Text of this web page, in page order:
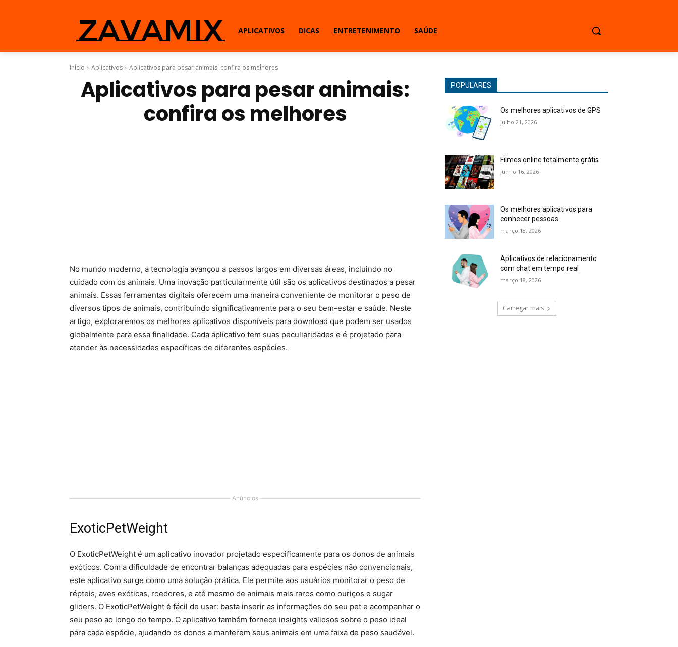
zavamix APLICATIVOS DICAS ENTRETENIMENTO SAÚDE
Início Aplicativos Aplicativos para pesar animais: confira os melhores
Aplicativos para pesar animais:
confira os melhores
No mundo moderno, a tecnologia avançou a passos largos em diversas áreas, incluindo no
cuidado com os animais. Uma inovação particularmente útil são os aplicativos destinados a pesar
animais. Essas ferramentas digitais oferecem uma maneira conveniente de monitorar o peso de
diversos tipos de animais, contribuindo significativamente para o seu bem-estar e saúde. Neste
artigo, exploraremos os melhores aplicativos disponíveis para download que podem ser usados
globalmente para essa finalidade. Cada aplicativo tem suas peculiaridades e é projetado para
atender às necessidades específicas de diferentes espécies.
Anúncios
ExoticPetWeight
O ExoticPetWeight é um aplicativo inovador projetado especificamente para os donos de animais
exóticos. Com a dificuldade de encontrar balanças adequadas para espécies não convencionais,
este aplicativo surge como uma solução prática. Ele permite aos usuários monitorar o peso de
répteis, aves exóticas, roedores, e até mesmo de animais mais raros como ouriços e sugar
gliders. O ExoticPetWeight é fácil de usar: basta inserir as informações do seu pet e acompanhar o
seu peso ao longo do tempo. O aplicativo também fornece insights valiosos sobre o peso ideal
para cada espécie, ajudando os donos a manterem seus animais em uma faixa de peso saudável.
POPULARES
Os melhores aplicativos de GPS
julho 21, 2026
Filmes online totalmente grátis
junho 16, 2026
Os melhores aplicativos para
conhecer pessoas
março 18, 2026
Aplicativos de relacionamento
com chat em tempo real
março 18, 2026
Carregar mais